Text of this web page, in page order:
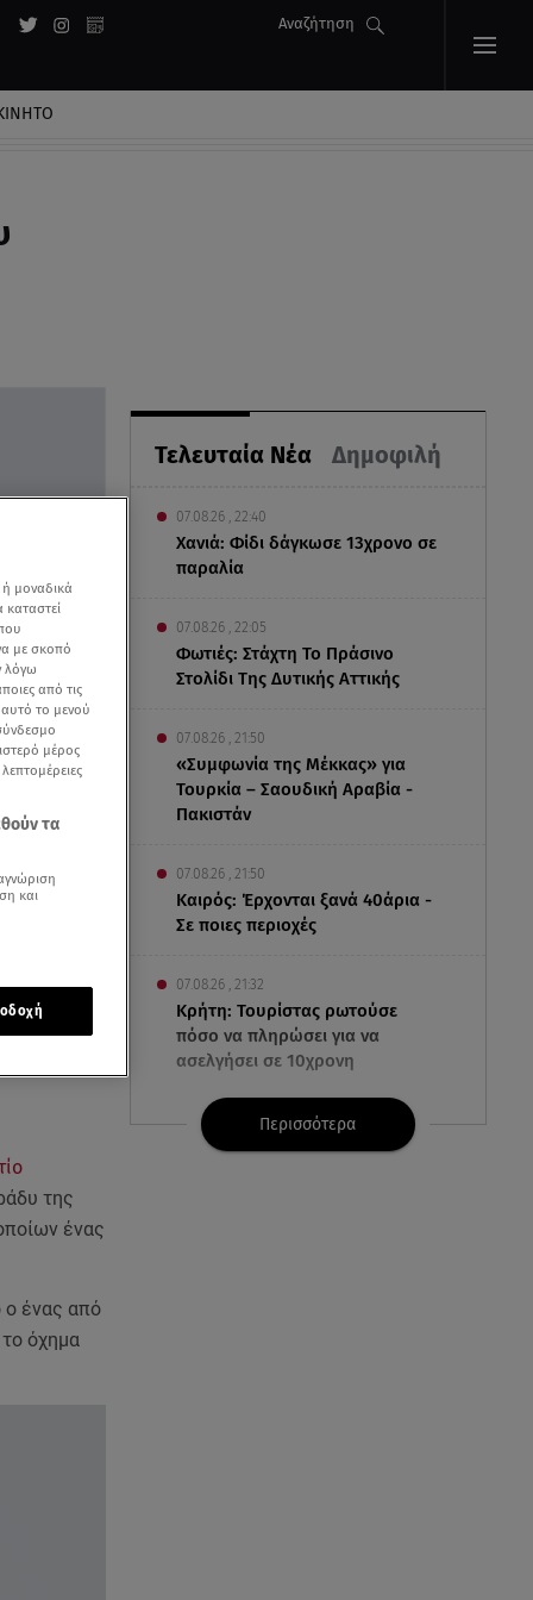
Αναζήτηση
Τελευταία Νέα Δημοφιλή
07.08.26 , 22:40
Χανιά: Φίδι δάγκωσε 13χρονο σε
παραλία
07.08.26 , 22:05
Φωτιές: Στάχτη Το Πράσινο
Στολίδι Της Δυτικής Αττικής
07.08.26 , 21:50
«Συμφωνία της Μέκκας» για
Τουρκία – Σαουδική Αραβία -
Πακιστάν
07.08.26 , 21:50
Καιρός: Έρχονται ξανά 40άρια -
Σε ποιες περιοχές
07.08.26 , 21:32
Κρήτη: Τουρίστας ρωτούσε
πόσο να πληρώσει για να
ασελγήσει σε 10χρονη
07.08.26 , 21:17
Κλήρωση Eurojackpot
Περισσότερα
της
ένας
ο ένας από
όχημα
μοναδικά
με σκοπό
λόγω
από τις
αυτό το μενού
μέρος
τα
και